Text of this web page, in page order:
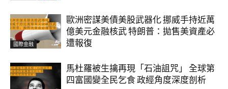
國際金融
歐洲密謀美債美股武器化 挪威手持近萬
億美元金融核武 特朗普：拋售美資產必
遭報復
馬杜羅被生擒再現「石油詛咒」 全球第
四富國變全民乞食 政經角度深度剖析